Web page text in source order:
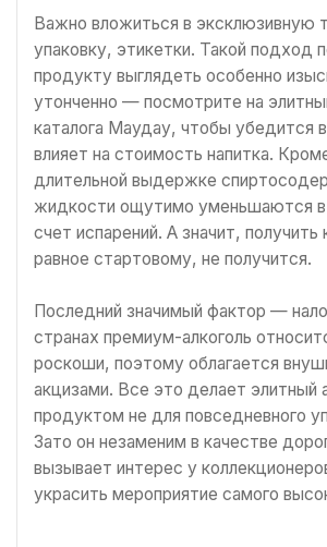
Важно вложиться в эксклюзивную
упаковку, этикетки. Такой подход
продукту выглядеть особенно
утонченно — посмотрите на
каталога Маудау, чтобы убедится
влияет на стоимость напитка.
длительной выдержке
жидкости ощутимо уменьшаются
счет испарений. А значит, получить
равное стартовому, не получится.
Последний значимый фактор —
странах премиум-алкоголь
роскоши, поэтому облагается
акцизами. Все это делает элитный
продуктом не для повседневного
Зато он незаменим в качестве
вызывает интерес у
украсить мероприятие самого